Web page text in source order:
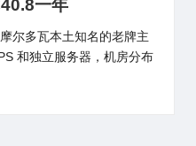
一年
尔多瓦本土知名的老牌主
和独立服务器，机房分布